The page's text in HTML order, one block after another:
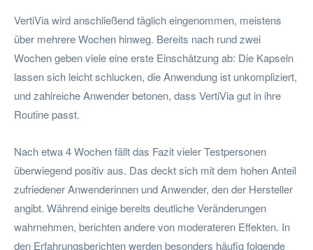
VertiVia wird anschließend täglich eingenommen, meistens
über mehrere Wochen hinweg. Bereits nach rund zwei
Wochen geben viele eine erste Einschätzung ab: Die Kapseln
lassen sich leicht schlucken, die Anwendung ist unkompliziert,
und zahlreiche Anwender betonen, dass VertiVia gut in ihre
Routine passt.
Nach etwa 4 Wochen fällt das Fazit vieler Testpersonen
überwiegend positiv aus. Das deckt sich mit dem hohen Anteil
zufriedener Anwenderinnen und Anwender, den der Hersteller
angibt. Während einige bereits deutliche Veränderungen
wahrnehmen, berichten andere von moderateren Effekten. In
den Erfahrungsberichten werden besonders häufig folgende